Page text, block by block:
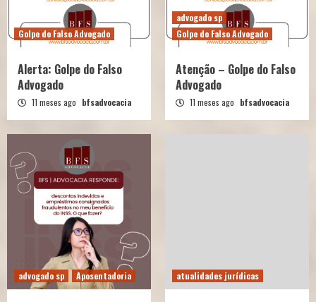
Golpe do Falso Advogado
Alerta: Golpe do Falso
Advogado
11 meses ago bfsadvocacia
advogado sp
Golpe do Falso Advogado
Atenção – Golpe do Falso
Advogado
11 meses ago bfsadvocacia
advogado sp Aposentadoria atualidades jurídicas